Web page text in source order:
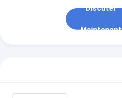
Batterie de Li Mno2
Discuter
Maintenant